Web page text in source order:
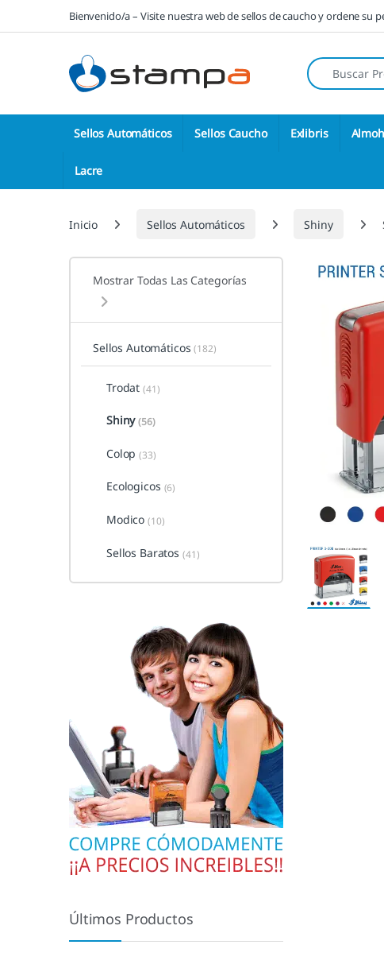
Saltar a la navegación
Saltar al contenidoBienvenido/a – Visite nuestra web de sellos de caucho y ordene su
Búsqueda de:
Sellos Automáticos Sellos Caucho Exlibris
Lacre
Inicio Sellos Automáticos Shiny
Mostrar Todas Las Categorías
Sellos Automáticos(182)
Trodat (41)
Shiny (56)
Colop (33)
Ecologicos (6)
Modico (10)
Sellos Baratos (41)
Últimos Productos